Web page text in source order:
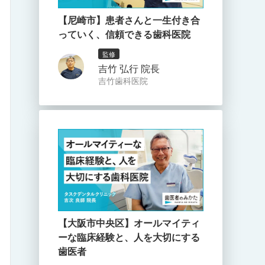
【尼崎市】患者さんと一生付き合
っていく、信頼できる歯科医院
監修
吉竹 弘行 院長
吉竹歯科医院
【大阪市中央区】オールマイティ
ーな臨床経験と、人を大切にする
歯医者